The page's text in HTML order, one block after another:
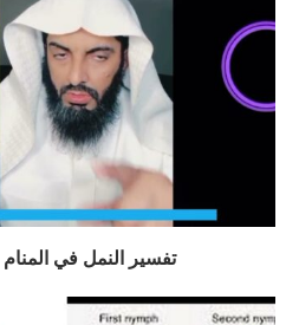
تفسير النمل في